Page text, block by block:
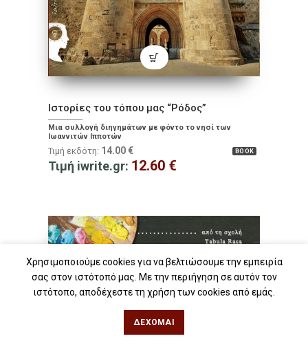
Ιστορίες του τόπου μας “Ρόδος”
Μια συλλογή διηγημάτων με φόντο το νησί των
Ιωαννιτών Ιπποτών
BOOK
Τιμή εκδότη: 14.00 €
Τιμή iwrite.gr: 12.60 €
Χρησιμοποιούμε cookies για να βελτιώσουμε την εμπειρία
σας στον ιστότοπό μας. Με την περιήγηση σε αυτόν τον
ιστότοπο, αποδέχεστε τη χρήση των cookies από εμάς.
ΔΈΧΟΜΑΙ